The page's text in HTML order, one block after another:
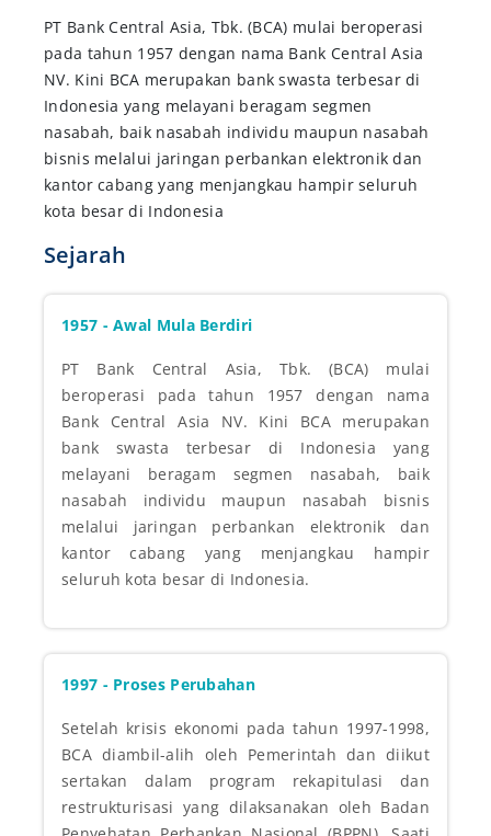
PT Bank Central Asia, Tbk. (BCA) mulai beroperasi
pada tahun 1957 dengan nama Bank Central Asia
NV. Kini BCA merupakan bank swasta terbesar di
Indonesia yang melayani beragam segmen
nasabah, baik nasabah individu maupun nasabah
bisnis melalui jaringan perbankan elektronik dan
kantor cabang yang menjangkau hampir seluruh
kota besar di Indonesia
Sejarah
1957 - Awal Mula Berdiri
PT Bank Central Asia, Tbk. (BCA) mulai
beroperasi pada tahun 1957 dengan nama
Bank Central Asia NV. Kini BCA merupakan
bank swasta terbesar di Indonesia yang
melayani beragam segmen nasabah, baik
nasabah individu maupun nasabah bisnis
melalui jaringan perbankan elektronik dan
kantor cabang yang menjangkau hampir
seluruh kota besar di Indonesia.
1997 - Proses Perubahan
Setelah krisis ekonomi pada tahun 1997-1998,
BCA diambil-alih oleh Pemerintah dan diikut
sertakan dalam program rekapitulasi dan
restrukturisasi yang dilaksanakan oleh Badan